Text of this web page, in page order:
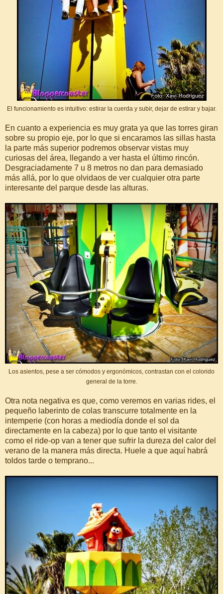
El funcionamiento es intuitivo: estirar la cuerda y subir, dejar de estirar y bajar.
En cuanto a experiencia es muy grata ya que las torres giran
sobre su propio eje, por lo que si encaramos las sillas hasta
la parte más superior podremos observar vistas muy
curiosas del área, llegando a ver hasta el último rincón.
Desgraciadamente 7 u 8 metros no dan para demasiado
más allá, por lo que olvidaos de ver cualquier otra parte
interesante del parque desde las alturas.
Los asientos, pese a ser cómodos y ergonómicos, contrastan con el colorido
general de la torre.
Otra nota negativa es que, como veremos en varias rides, el
pequeño laberinto de colas transcurre totalmente en la
intemperie (con horas a mediodía donde el sol da
directamente en la cabeza) por lo que tanto el visitante
como el ride-op van a tener que sufrir la dureza del calor del
verano de la manera más directa. Huele a que aquí habrá
toldos tarde o temprano...